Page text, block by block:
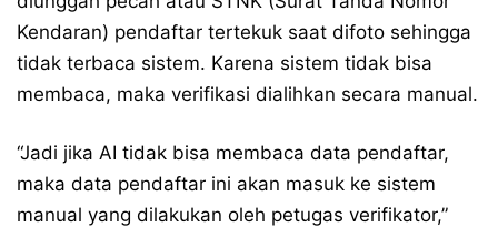
Kendaran) pendaftar tertekuk saat difoto sehingga
tidak terbaca sistem. Karena sistem tidak bisa
membaca, maka verifikasi dialihkan secara manual.
“Jadi jika AI tidak bisa membaca data pendaftar,
maka data pendaftar ini akan masuk ke sistem
manual yang dilakukan oleh petugas verifikator,”